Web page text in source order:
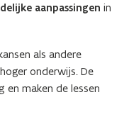
aanpassingen in
als andere
onderwijs. De
en maken de lessen